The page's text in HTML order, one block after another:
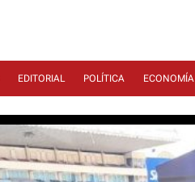
EDITORIAL POLÍTICA ECONOMÍA